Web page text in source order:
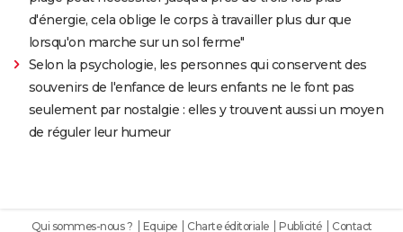
d'énergie, cela oblige le corps à travailler plus dur que
lorsqu'on marche sur un sol ferme"
Selon la psychologie, les personnes qui conservent des
souvenirs de l'enfance de leurs enfants ne le font pas
seulement par nostalgie : elles y trouvent aussi un moyen
de réguler leur humeur
Qui sommes-nous ? Equipe Charte éditoriale Publicité Contact